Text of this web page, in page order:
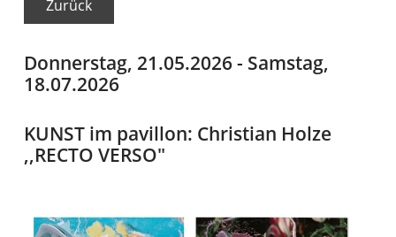
Zurück
Donnerstag, 21.05.2026- Samstag,
18.07.2026
KUNST im pavillon: Christian Holze
,,RECTO VERSO"